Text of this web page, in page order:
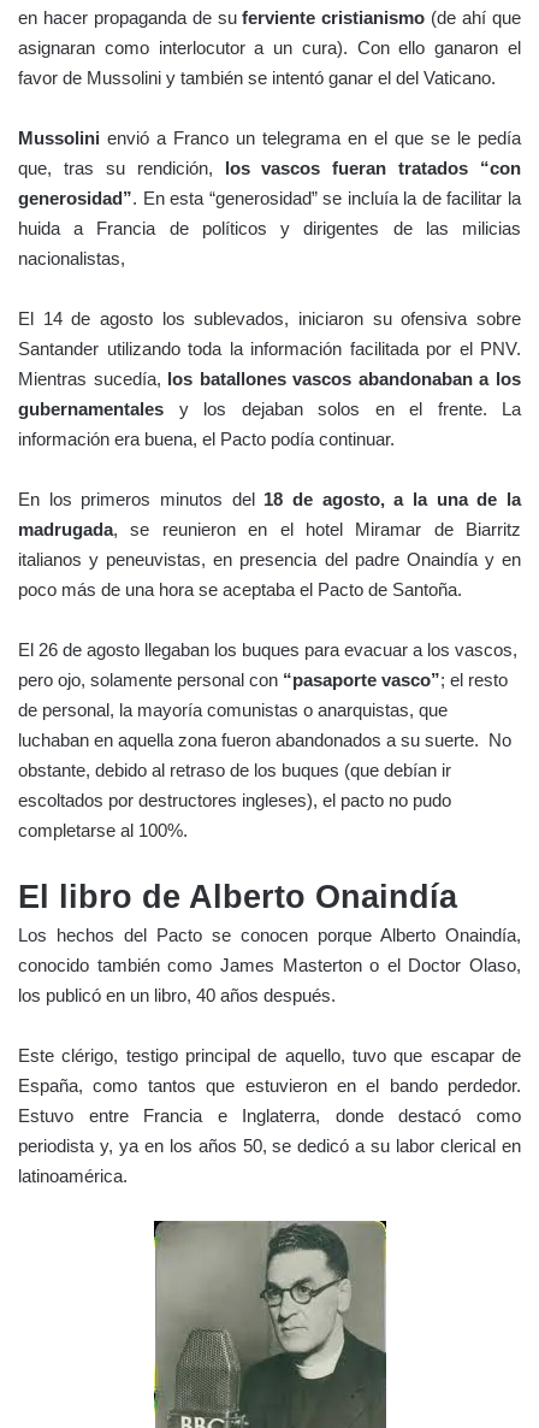
en hacer propaganda de suferviente cristianismo (de ahí que
asignaran como interlocutor a un cura). Con ello ganaron el
favor de Mussolini y también se intentó ganar el del Vaticano.
Mussolini envió a Franco un telegrama en el que se le pedía
que, tras su rendición, los vascos fueran tratados “con
generosidad”. En esta “generosidad” se incluía la de facilitar la
huida a Francia de políticos y dirigentes de las milicias
nacionalistas,
El 14 de agosto los sublevados, iniciaron su ofensiva sobre
Santander utilizando toda la información facilitada por el PNV.
Mientras sucedía, los batallones vascos abandonaban a los
gubernamentales y los dejaban solos en el frente. La
información era buena, el Pacto podía continuar.
En los primeros minutos del 18 de agosto, a la una de la
madrugada, se reunieron en el hotel Miramar de Biarritz
italianos y peneuvistas, en presencia del padre Onaindía y en
poco más de una hora se aceptaba el Pacto de Santoña.
El 26 de agosto llegaban los buques para evacuar a los vascos,
pero ojo, solamente personal con “pasaporte vasco”; el resto
de personal, la mayoría comunistas o anarquistas, que
luchaban en aquella zona fueron abandonados a su suerte. No
obstante, debido al retraso de los buques (que debían ir
escoltados por destructores ingleses), el pacto no pudo
completarse al 100%.
El libro de Alberto Onaindía
Los hechos del Pacto se conocen porque Alberto Onaindía,
conocido también como James Masterton o el Doctor Olaso,
los publicó en un libro, 40 años después.
Este clérigo, testigo principal de aquello, tuvo que escapar de
España, como tantos que estuvieron en el bando perdedor.
Estuvo entre Francia e Inglaterra, donde destacó como
periodista y, ya en los años 50, se dedicó a su labor clerical en
latinoamérica.